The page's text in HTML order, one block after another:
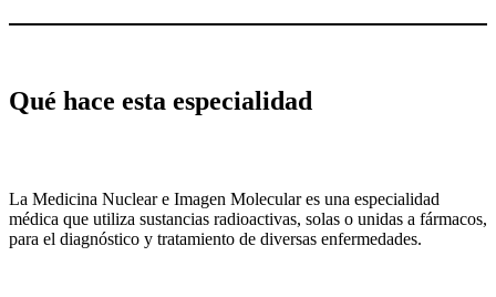
Qué hace esta especialidad
La Medicina Nuclear e Imagen Molecular es una especialidad
médica que utiliza sustancias radioactivas, solas o unidas a fármacos,
para el diagnóstico y tratamiento de diversas enfermedades.